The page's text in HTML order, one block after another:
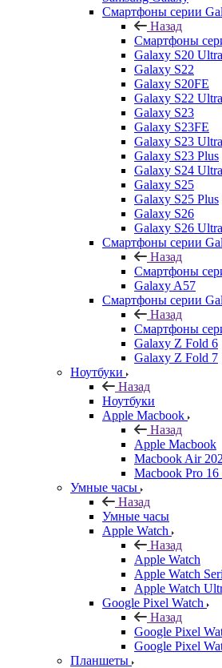
Смартфоны серии
Назад
Смартфоны
Galaxy S20 Ultra
Galaxy S22
Galaxy S20FE
Galaxy S22 Ultra
Galaxy S23
Galaxy S23FE
Galaxy S23 Ultra
Galaxy S23 Plus
Galaxy S24 Ultra
Galaxy S25
Galaxy S25 Plus
Galaxy S26
Galaxy S26 Ultra
Смартфоны серии
Назад
Смартфоны
Galaxy A57
Смартфоны серии
Назад
Смартфоны
Galaxy Z Fold 6
Galaxy Z Fold 7
Ноутбуки
Назад
Ноутбуки
Apple Macbook
Назад
Apple Macbook
Macbook Air
Macbook Pro 16
Умные часы
Назад
Умные часы
Apple Watch
Назад
Apple Watch
Apple Watch
Apple Watch
Google Pixel Watch
Назад
Google Pixel
Google Pixel
Планшеты